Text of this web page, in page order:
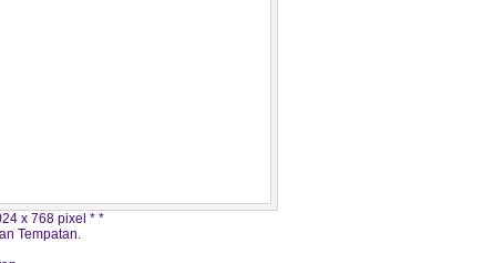
x 768 pixel * *
Tempatan.